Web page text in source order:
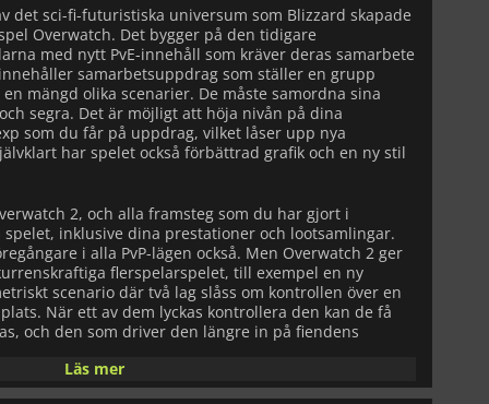
det sci-fi-futuristiska universum som Blizzard skapade
Overwatch. Det bygger på den tidigare
med nytt PvE-innehåll som kräver deras samarbete
samarbetsuppdrag som ställer en grupp
mängd olika scenarier. De måste samordna sina
segra. Det är möjligt att höja nivån på dina
som du får på uppdrag, vilket låser upp nya
har spelet också förbättrad grafik och en ny stil
2, och alla framsteg som du har gjort i
inklusive dina prestationer och lootsamlingar.
i alla PvP-lägen också. Men Overwatch 2 ger
flerspelarspelet, till exempel en ny
scenario där två lag slåss om kontrollen över en
När ett av dem lyckas kontrollera den kan de få
och den som driver den längre in på fiendens
upplevelsen för att erbjuda massor av nya
Läs mer